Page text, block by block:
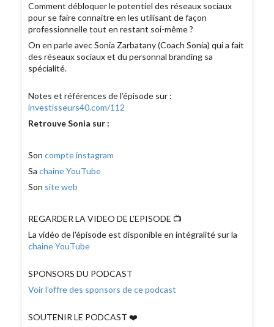
Comment débloquer le potentiel des réseaux sociaux
pour se faire connaitre en les utilisant de façon
professionnelle tout en restant soi-même ?
On en parle avec Sonia Zarbatany (Coach Sonia) qui a fait
des réseaux sociaux et du personnal branding sa
spécialité.
Notes et références de l’épisode sur :
investisseurs40.com/112
Retrouve Sonia sur :
Soncompte instagram
Sachaine YouTube
Son site web
REGARDER LA VIDEO DE L’EPISODE 📺
La vidéo de l'épisode est disponible en intégralité sur la
chaine YouTube
SPONSORS DU PODCAST
Voir l’offre des sponsors de ce podcast
SOUTENIR LE PODCAST ❤️